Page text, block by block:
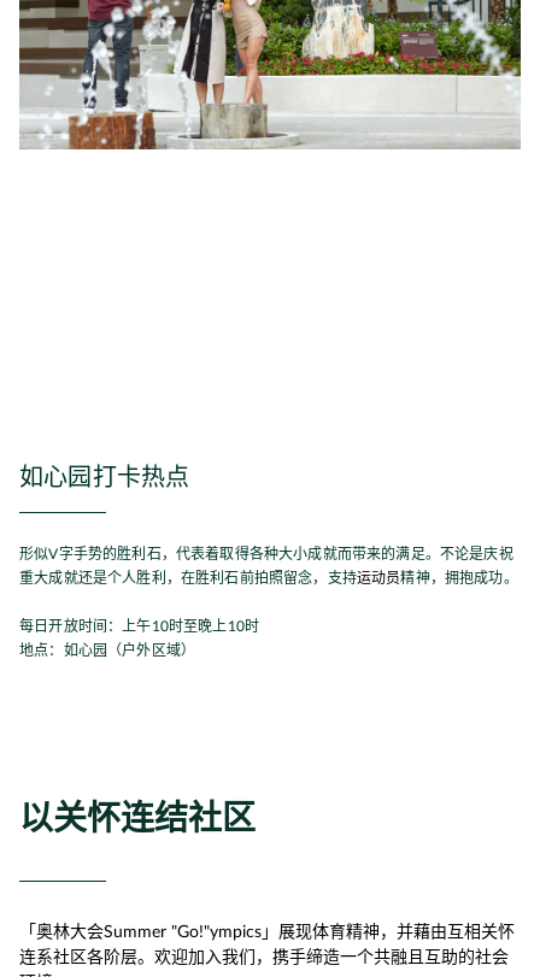
如心园打卡热点
形似V字手势的胜利石，代表着取得各种大小成就而带来的满足。不论是庆祝
重大成就还是个人胜利，在胜利石前拍照留念，支持运动员精神，拥抱成功。
每日开放时间：上午10时至晚上10时
地点：如心园（户外区域）
以关怀连结社区
「奥林大会Summer "Go!"ympics」展现体育精神，并藉由互相关怀
连系社区各阶层。欢迎加入我们，携手缔造一个共融且互助的社会